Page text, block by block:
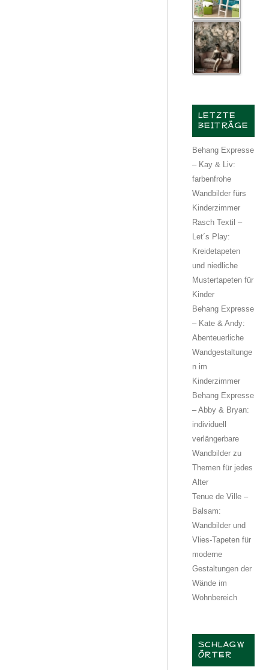
LETZTE
BEITRÄGE
Behang Expresse
– Kay & Liv:
farbenfrohe
Wandbilder fürs
Kinderzimmer
Rasch Textil –
Let´s Play:
Kreidetapeten
und niedliche
Mustertapeten für
Kinder
Behang Expresse
– Kate & Andy:
Abenteuerliche
Wandgestaltunge
n im
Kinderzimmer
Behang Expresse
– Abby & Bryan:
individuell
verlängerbare
Wandbilder zu
Themen für jedes
Alter
Tenue de Ville –
Balsam:
Wandbilder und
Vlies-Tapeten für
moderne
Gestaltungen der
Wände im
Wohnbereich
SCHLAGW
ÖRTER